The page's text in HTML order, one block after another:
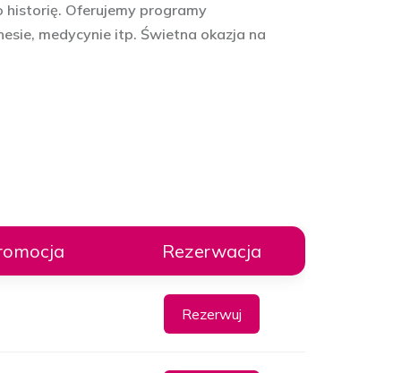
historię. Oferujemy programy
medycynie itp. Świetna okazja na
Rezerwacja
Rezerwuj